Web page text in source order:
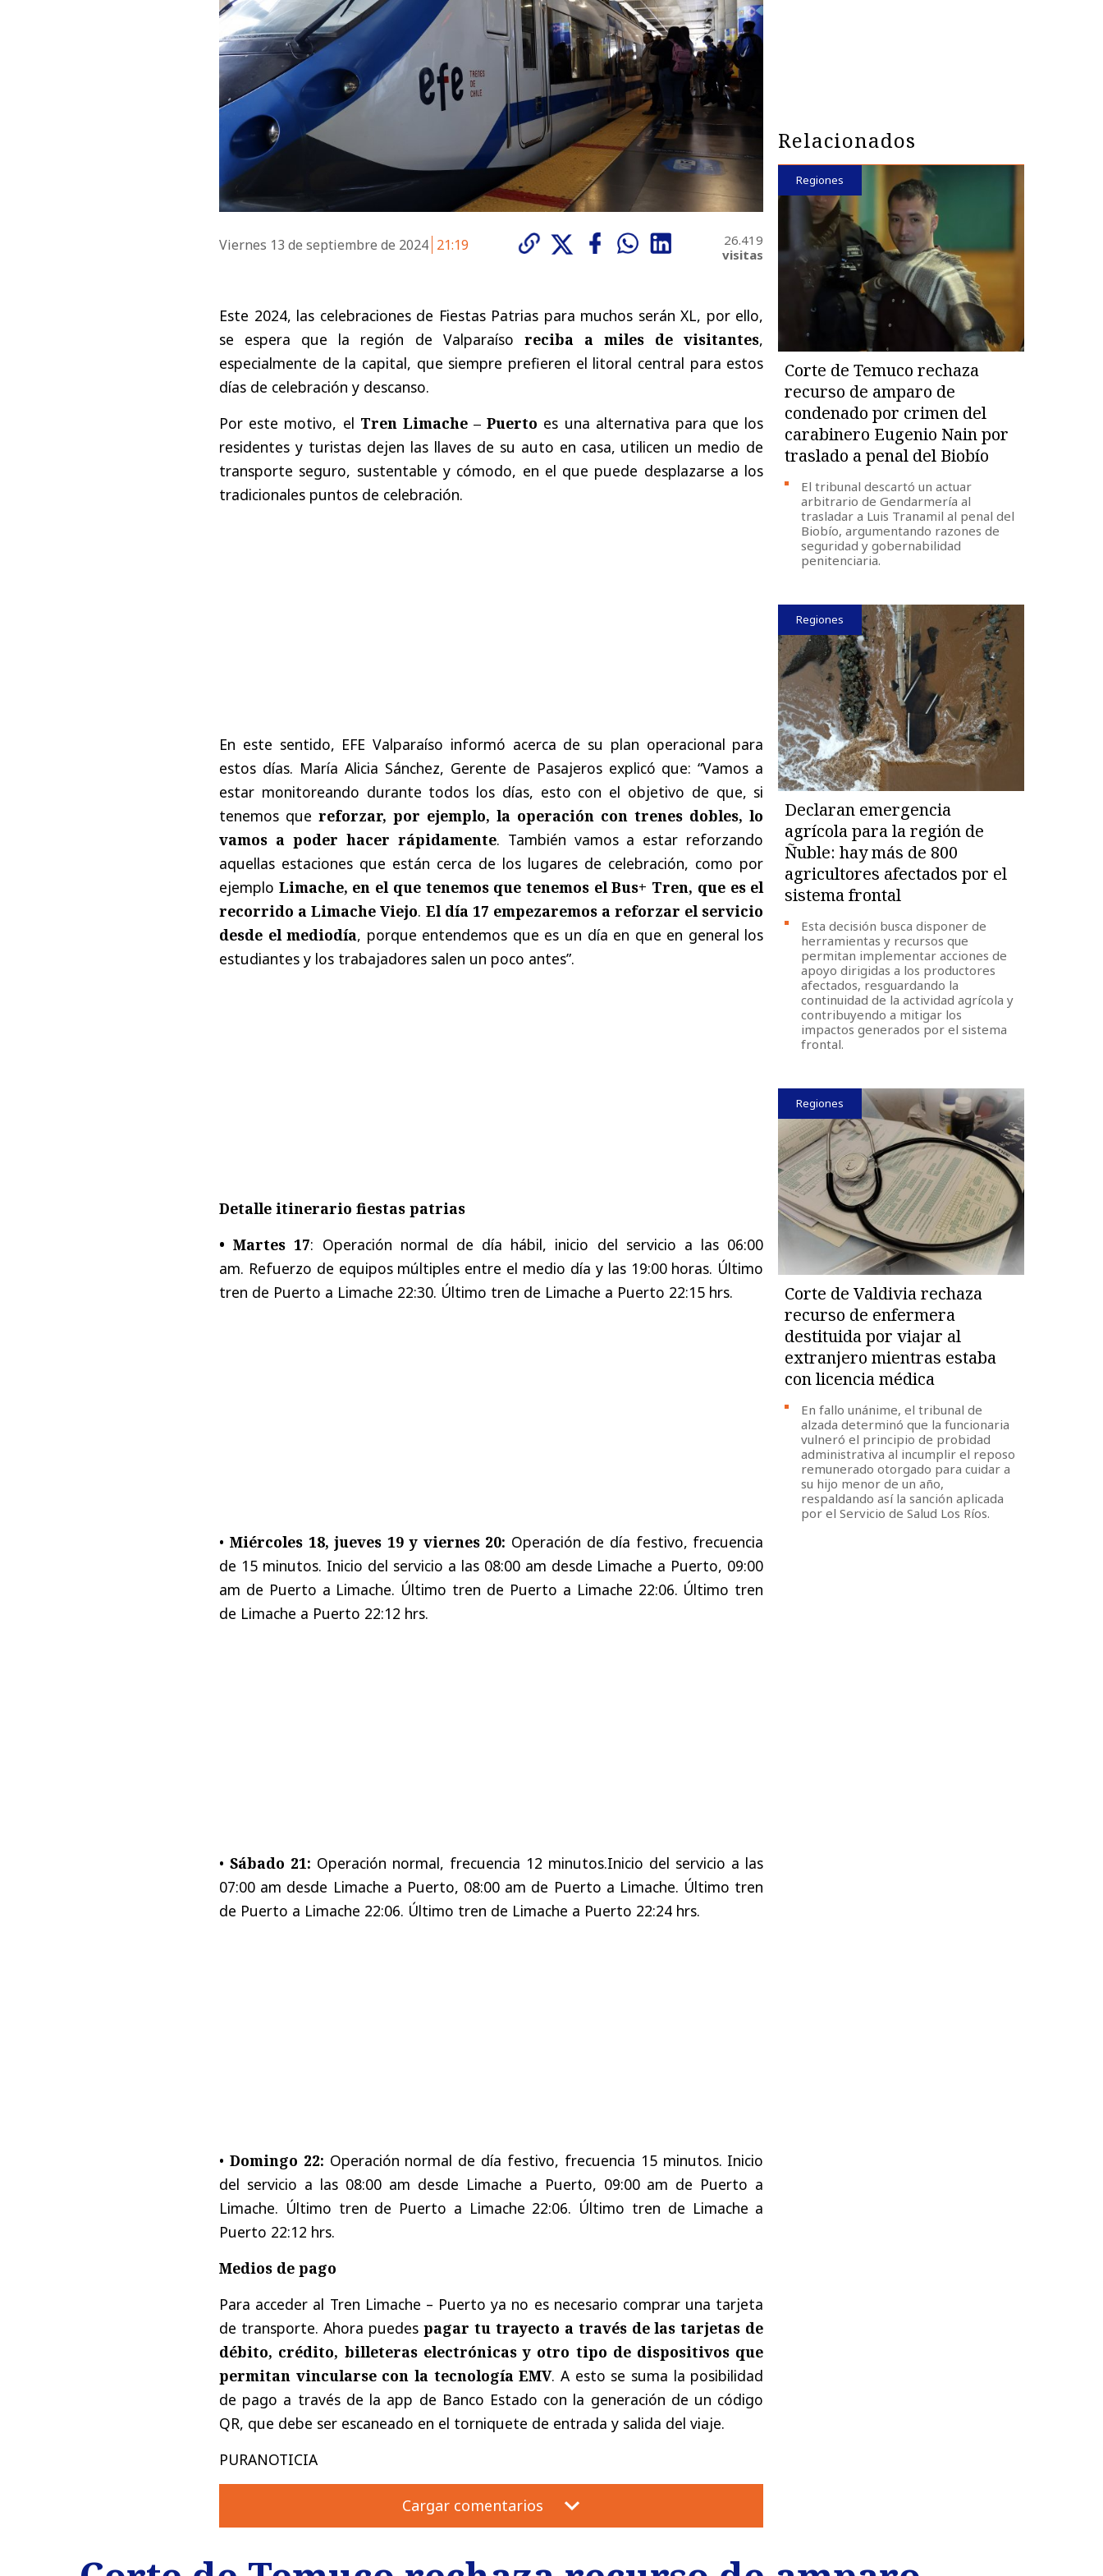
Viernes 13 de septiembre de 2024 21:19
26.419
visitas
Este 2024, las celebraciones de Fiestas Patrias para muchos serán XL, por ello,
se espera que la región de Valparaíso reciba a miles de visitantes,
especialmente de la capital, que siempre prefieren el litoral central para estos
días de celebración y descanso.
Por este motivo, el Tren Limache – Puerto es una alternativa para que los
residentes y turistas dejen las llaves de su auto en casa, utilicen un medio de
transporte seguro, sustentable y cómodo, en el que puede desplazarse a los
tradicionales puntos de celebración.
En este sentido, EFE Valparaíso informó acerca de su plan operacional para
estos días. María Alicia Sánchez, Gerente de Pasajeros explicó que: “Vamos a
estar monitoreando durante todos los días, esto con el objetivo de que, si
tenemos que reforzar, por ejemplo, la operación con trenes dobles, lo
vamos a poder hacer rápidamente. También vamos a estar reforzando
aquellas estaciones que están cerca de los lugares de celebración, como por
ejemplo Limache, en el que tenemos que tenemos el Bus+ Tren, que es el
recorrido a Limache Viejo. El día 17 empezaremos a reforzar el servicio
desde el mediodía, porque entendemos que es un día en que en general los
estudiantes y los trabajadores salen un poco antes”.
Detalle itinerario fiestas patrias
• Martes 17: Operación normal de día hábil, inicio del servicio a las 06:00
am. Refuerzo de equipos múltiples entre el medio día y las 19:00 horas. Último
tren de Puerto a Limache 22:30. Último tren de Limache a Puerto 22:15 hrs.
• Miércoles 18, jueves 19 y viernes 20: Operación de día festivo, frecuencia
de 15 minutos. Inicio del servicio a las 08:00 am desde Limache a Puerto, 09:00
am de Puerto a Limache. Último tren de Puerto a Limache 22:06. Último tren
de Limache a Puerto 22:12 hrs.
•Sábado 21: Operación normal, frecuencia 12 minutos.Inicio del servicio a las
07:00 am desde Limache a Puerto, 08:00 am de Puerto a Limache. Último tren
de Puerto a Limache 22:06. Último tren de Limache a Puerto 22:24 hrs.
• Domingo 22: Operación normal de día festivo, frecuencia 15 minutos. Inicio
del servicio a las 08:00 am desde Limache a Puerto, 09:00 am de Puerto a
Limache. Último tren de Puerto a Limache 22:06. Último tren de Limache a
Puerto 22:12 hrs.
Medios de pago
Para acceder al Tren Limache – Puerto ya no es necesario comprar una tarjeta
de transporte. Ahora puedespagar tu trayecto a través de las tarjetas de
débito, crédito, billeteras electrónicas y otro tipo de dispositivos que
permitan vincularse con la tecnología EMV. A esto se suma la posibilidad
de pago a través de la app de Banco Estado con la generación de un código
QR, que debe ser escaneado en el torniquete de entrada y salida del viaje.
PURANOTICIA
Cargar comentarios
Relacionados
Regiones
Corte de Temuco rechaza
recurso de amparo de
condenado por crimen del
carabinero Eugenio Nain por
traslado a penal del Biobío
El tribunal descartó un actuar
arbitrario de Gendarmería al
trasladar a Luis Tranamil al penal del
Biobío, argumentando razones de
seguridad y gobernabilidad
penitenciaria.
Regiones
Declaran emergencia
agrícola para la región de
Ñuble: hay más de 800
agricultores afectados por el
sistema frontal
Esta decisión busca disponer de
herramientas y recursos que
permitan implementar acciones de
apoyo dirigidas a los productores
afectados, resguardando la
continuidad de la actividad agrícola y
contribuyendo a mitigar los
impactos generados por el sistema
frontal.
Regiones
Corte de Valdivia rechaza
recurso de enfermera
destituida por viajar al
extranjero mientras estaba
con licencia médica
En fallo unánime, el tribunal de
alzada determinó que la funcionaria
vulneró el principio de probidad
administrativa al incumplir el reposo
remunerado otorgado para cuidar a
su hijo menor de un año,
respaldando así la sanción aplicada
por el Servicio de Salud Los Ríos.